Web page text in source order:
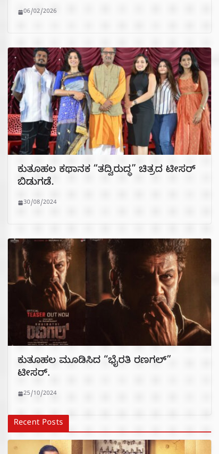
06/02/2026
ಕುತೂಹಲ ಕಥಾನಕ “ತದ್ವಿರುದ್ಧ” ಚಿತ್ರದ ಟೀಸರ್
ಬಿಡುಗಡೆ.
30/08/2024
ಕುತೂಹಲ ಮೂಡಿಸಿದ “ಭೈರತಿ ರಣಗಲ್”
ಟೀಸರ್.
25/10/2024
Recent Posts